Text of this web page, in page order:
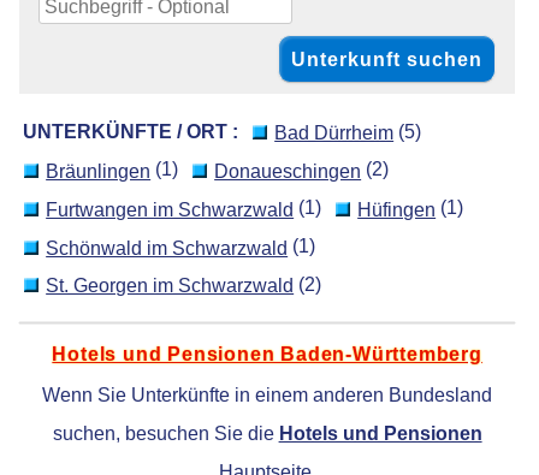
UNTERKÜNFTE / ORT : Bad Dürrheim (5)
Bräunlingen (1) Donaueschingen (2)
Furtwangen im Schwarzwald (1) Hüfingen (1)
Schönwald im Schwarzwald (1)
St. Georgen im Schwarzwald (2)
Hotels und Pensionen Baden-Württemberg
Wenn Sie Unterkünfte in einem anderen Bundesland
suchen, besuchen Sie die Hotels und Pensionen